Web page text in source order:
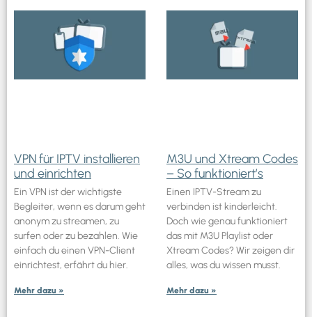
VPN für IPTV installieren
und einrichten
Ein VPN ist der wichtigste
Begleiter, wenn es darum geht
anonym zu streamen, zu
surfen oder zu bezahlen. Wie
einfach du einen VPN-Client
einrichtest, erfährt du hier.
Mehr dazu »
M3U und Xtream Codes
– So funktioniert’s
Einen IPTV-Stream zu
verbinden ist kinderleicht.
Doch wie genau funktioniert
das mit M3U Playlist oder
Xtream Codes? Wir zeigen dir
alles, was du wissen musst.
Mehr dazu »